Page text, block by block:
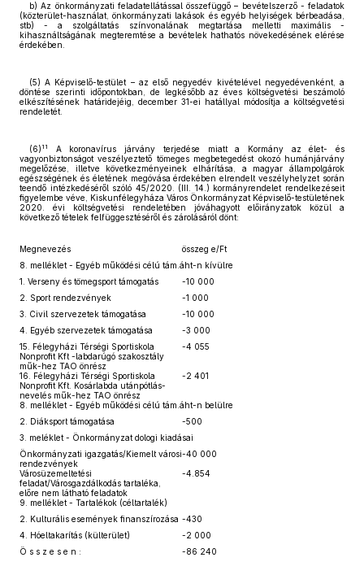
b) Az önkormányzati feladatellátással összefüggő – bevételszerző - feladatok
(közterület-használat, önkormányzati lakások és egyéb helyiségek bérbeadása,
stb) - a szolgáltatás színvonalának megtartása melletti maximális -
kihasználtságának megteremtése a bevételek hathatós növekedésének elérése
érdekében.
(5) A Képviselő-testület – az első negyedév kivételével negyedévenként, a
döntése szerinti időpontokban, de legkésőbb az éves költségvetési beszámoló
elkészítésének határidejéig, december 31-ei hatállyal módosítja a költségvetési
rendeletét.
(6) 11
A koronavírus járvány terjedése miatt a Kormány az élet- és
vagyonbiztonságot veszélyeztető tömeges megbetegedést okozó humánjárvány
megelőzése, illetve következményeinek elhárítása, a magyar állampolgárok
egészségének és életének megóvása érdekében elrendelt veszélyhelyzet során
teendő intézkedéséről szóló 45/2020. (III. 14.) kormányrendelet rendelkezéseit
figyelembe véve, Kiskunfélegyháza Város Önkormányzat Képviselő-testületének
2020. évi költségvetési rendeletében jóváhagyott előirányzatok közül a
következő tételek felfüggesztéséről és zárolásáról dönt:
Megnevezés
összeg e/Ft
8. melléklet - Egyéb működési célú tám.áht-n kívülre
1. Verseny és tömegsport támogatás
-10 000
2. Sport rendezvények
-1 000
3. Civil szervezetek támogatása
-10 000
4. Egyéb szervezetek támogatása
-3 000
15. Félegyházi Térségi Sportiskola
Nonprofit Kft -labdarúgó szakosztály
műk-hez TAO önrész
-4 055
16. Félegyházi Térségi Sportiskola
Nonprofit Kft. Kosárlabda utánpótlás-
nevelés műk-hez TAO önrész
-2 401
8. melléklet - Egyéb működési célú tám.áht-n belülre
2. Diáksport támogatása
-500
3. meléklet - Önkormányzat dologi kiadásai
Önkormányzati igazgatás/Kiemelt városi
rendezvények
-40 000
Városüzemeltetési
feladat/Városgazdálkodás tartaléka,
előre nem látható feladatok
-4.854
9. melléklet - Tartalékok (céltartalék)
2. Kulturális események finanszírozása -430
4. Hóeltakarítás (külterület)
-2 000
Ö s s z e s e n :
-86 240